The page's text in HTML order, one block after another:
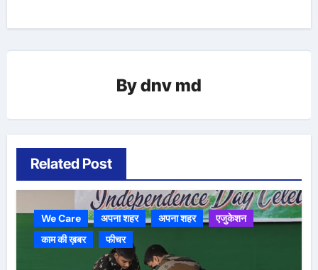
Bydnv md
Related Post
We Care अपना शहर अपना शहर
एजुकेशन
काम की ख़बर
फीचर